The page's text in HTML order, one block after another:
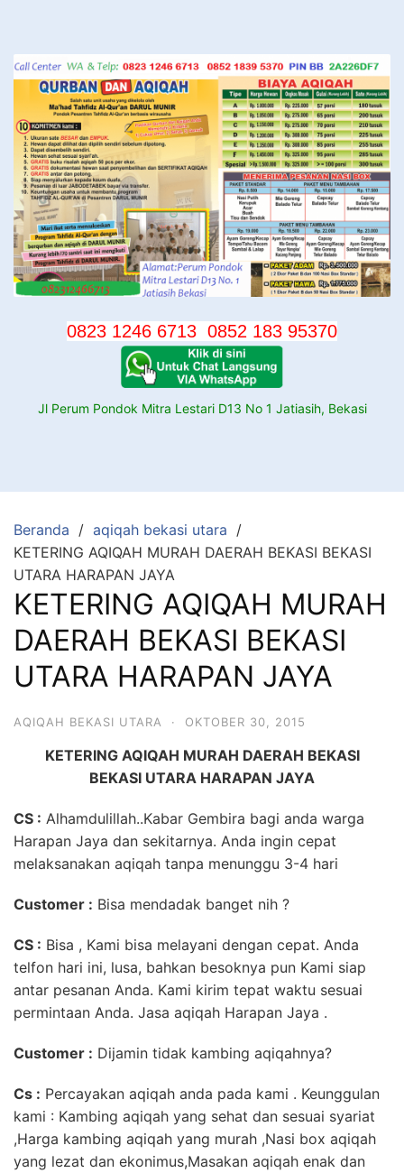
konten
0823 1246 6713 0852 183 95370
Jl Perum Pondok Mitra Lestari D13 No 1 Jatiasih, Bekasi
Beranda
aqiqah bekasi utara
KETERING AQIQAH MURAH DAERAH BEKASI BEKASI
UTARA HARAPAN JAYA
KETERING AQIQAH MURAH
DAERAH BEKASI BEKASI
UTARA HARAPAN JAYA
AQIQAH BEKASI UTARA · OKTOBER 30, 2015
KETERING AQIQAH MURAH DAERAH BEKASI
BEKASI UTARA HARAPAN JAYA
CS : Alhamdulillah..Kabar Gembira bagi anda warga
Harapan Jaya dan sekitarnya. Anda ingin cepat
melaksanakan aqiqah tanpa menunggu 3-4 hari
Customer : Bisa mendadak banget nih ?
CS : Bisa , Kami bisa melayani dengan cepat. Anda
telfon hari ini, lusa, bahkan besoknya pun Kami siap
antar pesanan Anda. Kami kirim tepat waktu sesuai
permintaan Anda. Jasa aqiqah Harapan Jaya .
Customer : Dijamin tidak kambing aqiqahnya?
Cs : Percayakan aqiqah anda pada kami . Keunggulan
kami : Kambing aqiqah yang sehat dan sesuai syariat
,Harga kambing aqiqah yang murah ,Nasi box aqiqah
yang lezat dan ekonimus,Masakan aqiqah enak dan